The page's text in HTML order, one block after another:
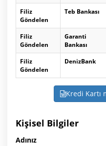
Filiz
Göndelen
Teb Bankası
Filiz
Göndelen
Garanti
Bankası
Filiz
Göndelen
DenizBank
Kredi Kartı
Kişisel Bilgiler
Adınız